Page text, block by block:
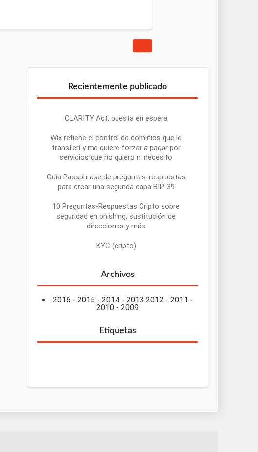
Recientemente publicado
CLARITY Act, puesta en espera
Wix retiene el control de dominios que le
transferí y me quiere forzar a pagar por
servicios que no quiero ni necesito
Guía Passphrase de preguntas-respuestas
para crear una segunda capa BIP-39
10 Preguntas-Respuestas Cripto sobre
seguridad en phishing, sustitución de
direcciones y más
KYC (cripto)
Archivos
2016 -2015 -2014 -2013 2012 -2011 -
2010 -2009
Etiquetas